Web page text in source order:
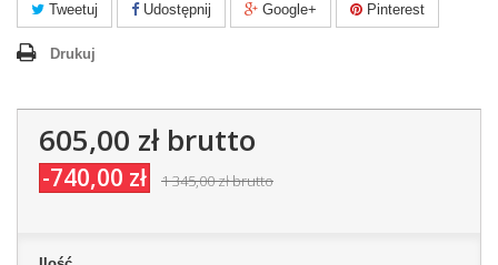
Tweetuj Udostępnij Google+ Pinterest
Drukuj
605,00 złbrutto
-740,00 zł 1 345,00 złbrutto